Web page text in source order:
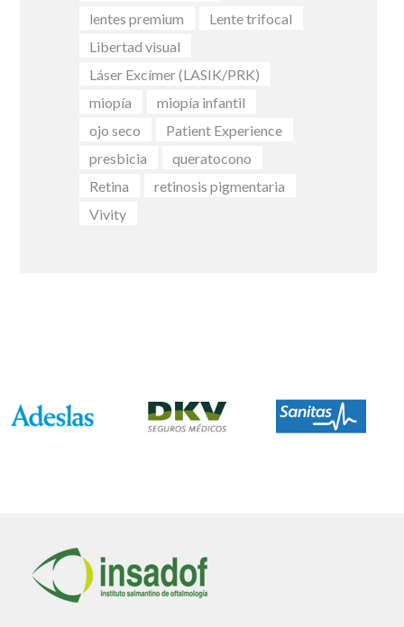
lentes premium
Lente trifocal
Libertad visual
Láser Excímer (LASIK/PRK)
miopía
miopía infantil
ojo seco
Patient Experience
presbicia
queratocono
Retina
retinosis pigmentaria
Vivity